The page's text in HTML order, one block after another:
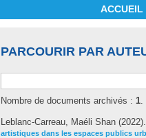
ACCUEIL
PARCOURIR PAR
Nombre de documents archivés : 1.
Leblanc-Carreau, Maéli Shan (2022).
artistiques dans les espaces publics